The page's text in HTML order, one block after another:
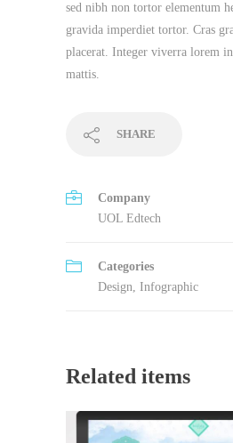
sed nibh non tortor elementum
gravida imperdiet tortor. Cras
placerat. Integer viverra lorem
mattis.
SHARE
Company
UOL Edtech
Categories
Design, Infographic
Related items